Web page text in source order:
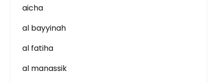
aicha
al bayyinah
al fatiha
al manassik